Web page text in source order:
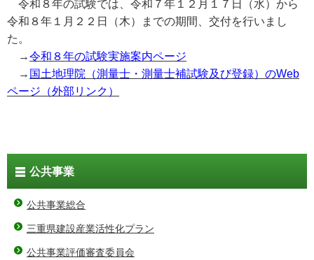
令和８年の試験では、令和７年１２月１７日（水）から
令和８年１月２２日（木）までの期間、交付を行いまし
た。
→令和８年の試験実施案内ページ
→ 国土地理院（測量士・測量士補試験及び登録）のWeb
ページ（外部リンク）
公共事業
公共事業総合
三重県建設産業活性化プラン
公共事業評価審査委員会